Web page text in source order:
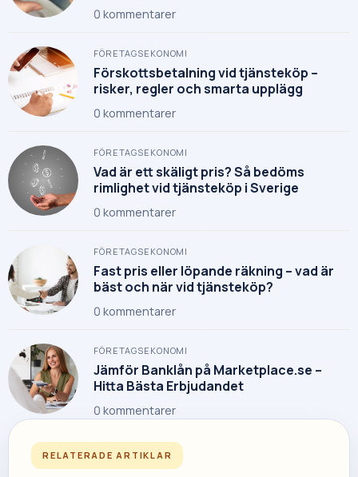
RELATERADE ARTIKLAR
0 kommentarer
FÖRETAGSEKONOMI
Förskottsbetalning vid tjänsteköp –
risker, regler och smarta upplägg
0 kommentarer
FÖRETAGSEKONOMI
Vad är ett skäligt pris? Så bedöms
rimlighet vid tjänsteköp i Sverige
0 kommentarer
FÖRETAGSEKONOMI
Fast pris eller löpande räkning – vad är
bäst och när vid tjänsteköp?
0 kommentarer
FÖRETAGSEKONOMI
Jämför Banklån på Marketplace.se –
Hitta Bästa Erbjudandet
0 kommentarer